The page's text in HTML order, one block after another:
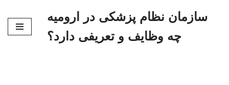
سازمان نظام پزشکی در ارومیه
چه وظایف و تعریفی دارد؟